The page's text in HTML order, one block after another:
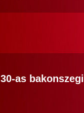
30-as bakonszegi